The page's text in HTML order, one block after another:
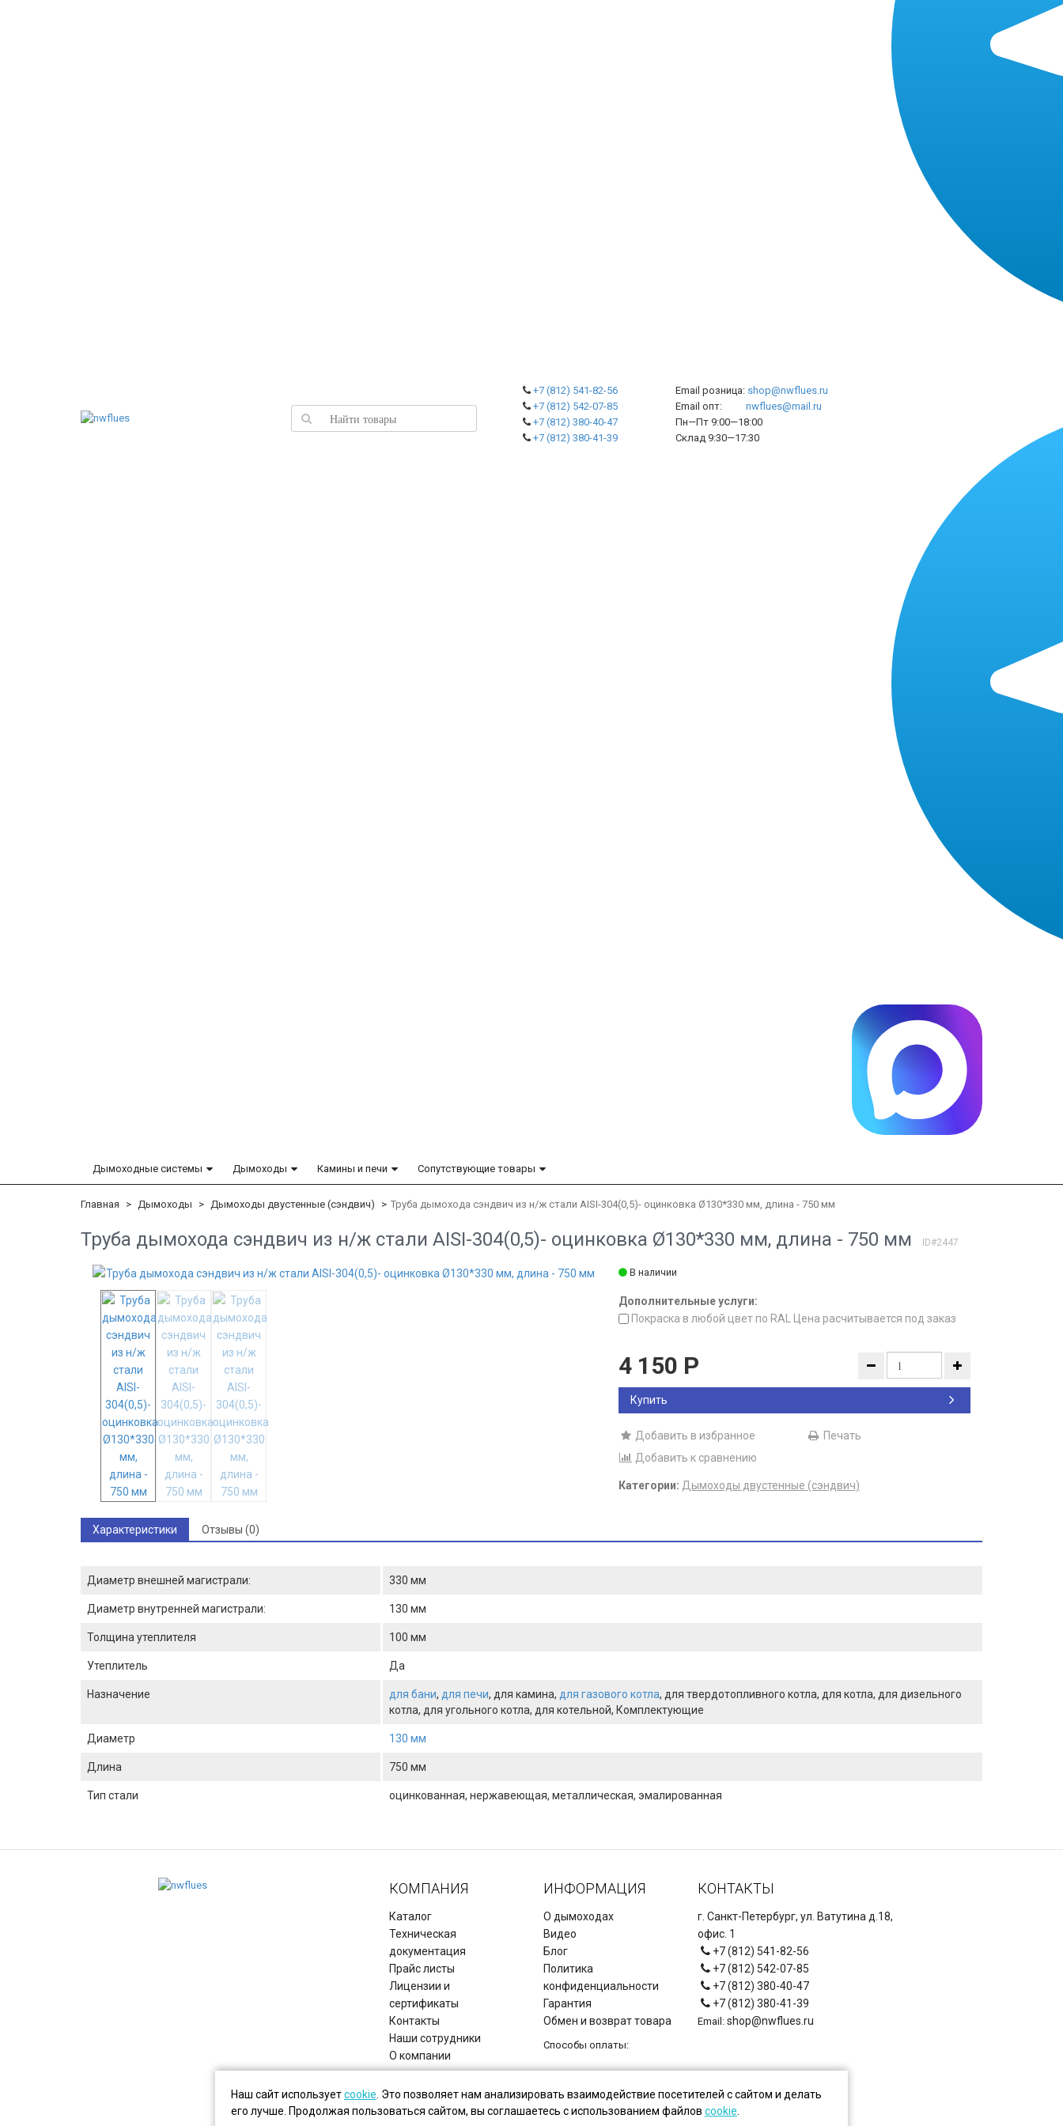
+7 (812) 541-82-56
+7 (812) 542-07-85
+7 (812) 380-40-47
+7 (812) 380-41-39
Email розница: shop@nwflues.ru
Email опт: nwflues@mail.ru
Пн—Пт 9:00—18:00
Склад 9:30—17:30
Дымоходные системы Дымоходы Камины и печи Сопутствующие товары
Главная Дымоходы Дымоходы двустенные (сэндвич) Труба дымохода сэндвич из н/ж стали AISI-304(0,5)- оцинковка Ø130*330 мм, длина - 750 мм
Труба дымохода сэндвич из н/ж стали AISI-304(0,5)- оцинковка Ø130*330 мм, длина - 750 мм ID#2447
В наличии
Дополнительные услуги:
Покраска в любой цвет по RAL Цена расчитывается под заказ
4 150 Р
Купить
Добавить в избранное
Печать
Добавить к сравнению
Категории: Дымоходы двустенные (сэндвич)
Характеристики Отзывы (0)
Диаметр внешней магистрали: 330 мм
Диаметр внутренней магистрали: 130 мм
Толщина утеплителя 100 мм
Утеплитель Да
Назначение для бани, для печи, для камина, для газового котла, для твердотопливного котла, для котла, для дизельного
котла, для угольного котла, для котельной, Комплектующие
Диаметр 130 мм
Длина 750 мм
Тип стали оцинкованная, нержавеющая, металлическая, эмалированная
КОМПАНИЯ
Каталог
Техническая
документация
Прайс листы
Лицензии и
сертификаты
Контакты
Наши сотрудники
О компании
ИНФОРМАЦИЯ
О дымоходах
Видео
Блог
Политика
конфиденциальности
Гарантия
Обмен и возврат товара
Способы оплаты:
КОНТАКТЫ
г. Санкт-Петербург, ул. Ватутина д.18,
офис. 1
+7 (812) 541-82-56
+7 (812) 542-07-85
+7 (812) 380-40-47
+7 (812) 380-41-39
Email: shop@nwflues.ru
Наш сайт используетcookie . Это позволяет нам анализировать взаимодействие посетителей с сайтом и делать
его лучше. Продолжая пользоваться сайтом, вы соглашаетесь с использованием файлов cookie